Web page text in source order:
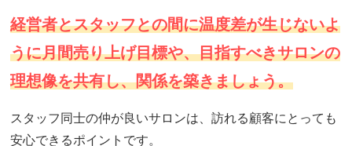
経営者とスタッフとの間に温度差が生じないよ
うに月間売り上げ目標や、目指すべきサロンの
理想像を共有し、関係を築きましょう。
スタッフ同士の仲が良いサロンは、訪れる顧客にとっても
安心できるポイントです。